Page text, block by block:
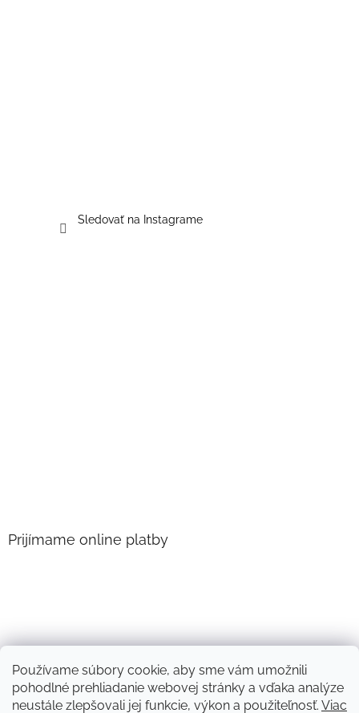
Používame súbory cookie, aby sme vám umožnili
pohodlné prehliadanie webovej stránky a vďaka analýze
neustále zlepšovali jej funkcie, výkon a použiteľnosť. Viac
Sledovať na Instagrame
Prijímame online platby